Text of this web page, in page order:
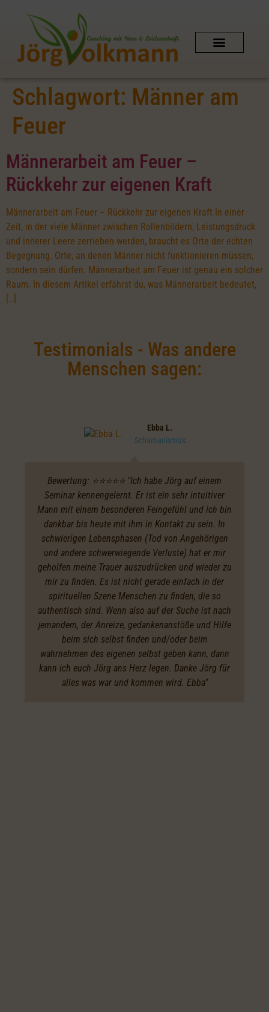
Schlagwort: Männer am
Feuer
Männerarbeit am Feuer –
Rückkehr zur eigenen Kraft
Männerarbeit am Feuer – Rückkehr zur eigenen Kraft In einer
Zeit, in der viele Männer zwischen Rollenbildern, Leistungsdruck
und innerer Leere zerrieben werden, braucht es Orte der echten
Begegnung. Orte, an denen Männer nicht funktionieren müssen,
sondern sein dürfen. Männerarbeit am Feuer ist genau ein solcher
Raum. In diesem Artikel erfährst du, was Männerarbeit bedeutet,
[…]
Testimonials - Was andere
Menschen sagen:
Bewertung: ⭐️⭐️⭐️⭐️⭐️ "Ich habe Jörg auf einem
Seminar kennengelernt. Er ist ein sehr intuitiver
Mann mit einem besonderen Feingefühl und ich bin
dankbar bis heute mit ihm in Kontakt zu sein. In
schwierigen Lebensphasen (Tod von Angehörigen
und andere schwerwiegende Verluste) hat er mir
geholfen meine Trauer auszudrücken und wieder zu
mir zu finden. Es ist nicht gerade einfach in der
spirituellen Szene Menschen zu finden, die so
authentisch sind. Wenn also auf der Suche ist nach
jemandem, der Anreize, gedankenanstöße und Hilfe
beim sich selbst finden und/oder beim
wahrnehmen des eigenen selbst geben kann, dann
kann ich euch Jörg ans Herz legen. Danke Jörg für
alles was war und kommen wird. Ebba"
Ebba L.
Schamanismus